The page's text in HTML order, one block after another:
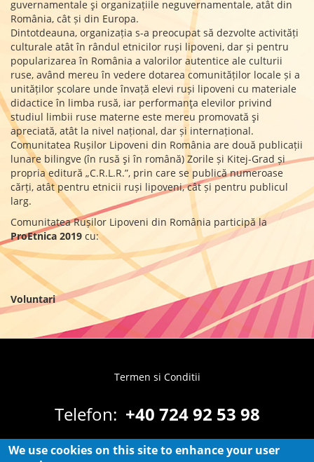
guvernamentale şi organizațiile neguvernamentale, atât din
România, cât și din Europa.
Dintotdeauna, organizația s-a preocupat să dezvolte activități
culturale atât în rândul etnicilor ruși lipoveni, dar și pentru
popularizarea în România a valorilor autentice ale culturii
ruse, având mereu în vedere dotarea comunităților locale și a
unităților școlare unde învață elevi ruși lipoveni cu materiale
didactice în limba rusă, iar performanţa elevilor privind
studiul limbii ruse materne este mereu promovată şi
apreciată, atât la nivel național, dar și internațional.
Comunitatea Rușilor Lipoveni din România are două publicații
lunare bilingve (în rusă şi în română) Zorile și Kitej-Grad și
propria editură „C.R.L.R.”, prin care se publică numeroase
cărți, atât pentru etnicii ruși lipoveni, cât și pentru publicul
larg.
Comunitatea Rușilor Lipoveni din România participă la
ProEtnica 2019 cu:
Voluntari
menu
Termen si Conditii
Telefon: +40 724 92 53 98
Email:proetnica@ibz.ro
We use cookies on this site to enhance your user